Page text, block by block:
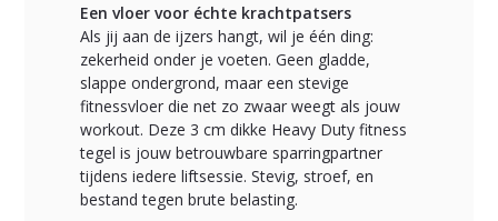
Een vloer voor échte krachtpatsers
Als jij aan de ijzers hangt, wil je één ding:
zekerheid onder je voeten. Geen gladde,
slappe ondergrond, maar een stevige
fitnessvloer die net zo zwaar weegt als jouw
workout. Deze 3 cm dikke Heavy Duty fitness
tegel is jouw betrouwbare sparringpartner
tijdens iedere liftsessie. Stevig, stroef, en
bestand tegen brute belasting.